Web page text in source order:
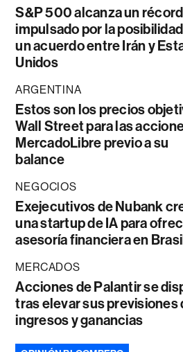
S&P 500 alcanza un récord
impulsado por la
un acuerdo entre Irán y
Unidos
ARGENTINA
Estos son los precios
Wall Street para las
MercadoLibre previo a su
balance
NEGOCIOS
Exejecutivos de Nubank
una startup de IA para
asesoría financiera en
MERCADOS
Acciones de Palantir se
tras elevar sus previsiones
ingresos y ganancias